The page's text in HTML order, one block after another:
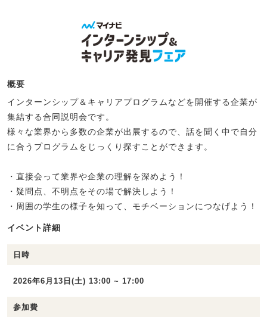
概要
インターンシップ＆キャリアプログラムなどを開催する企業が
集結する合同説明会です。
様々な業界から多数の企業が出展するので、話を聞く中で自分
に合うプログラムをじっくり探すことができます。
・直接会って業界や企業の理解を深めよう！
・疑問点、不明点をその場で解決しよう！
・周囲の学生の様子を知って、モチベーションにつなげよう！
イベント詳細
日時
2026年6月13日(土) 13:00 ~ 17:00
参加費